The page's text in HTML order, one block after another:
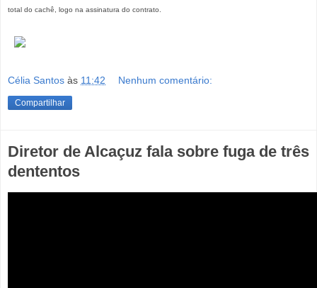
total do cachê, logo na assinatura do contrato.
Célia Santos às 11:42 Nenhum comentário:
Compartilhar
Diretor de Alcaçuz fala sobre fuga de três
dententos